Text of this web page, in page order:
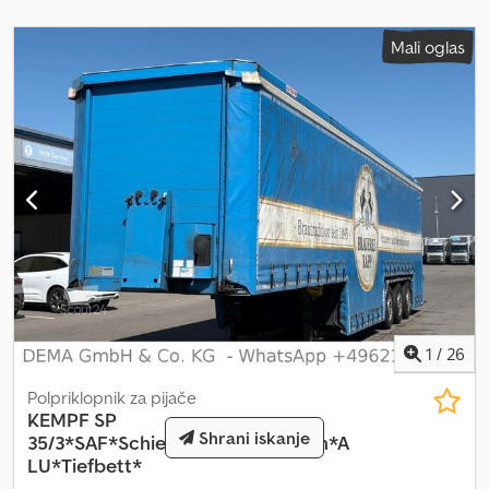
španščini, francoščini, turščini, romunščini in arabščini (?????).
Cjdpfx Apey Ii N Rjvsrf S prijaznimi pozdravi
Mali oglas
1 / 26
Polpriklopnik za pijače
KEMPF SP
35/3*SAF*Schiebeplane*Hubdach*A
LU*Tiefbett*
Shrani iskanje